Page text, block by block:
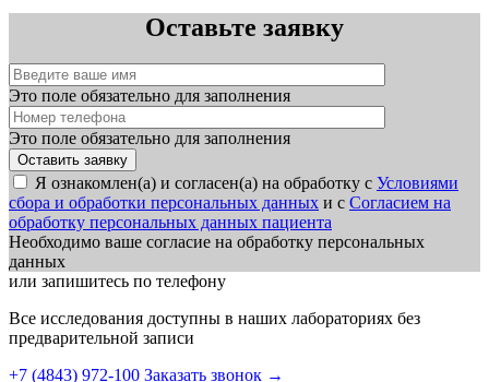
Оставьте заявку
Это поле обязательно для заполнения
Это поле обязательно для заполнения
Я ознакомлен(а) и согласен(а) на обработку с Условиями
сбора и обработки персональных данных и с Согласием на
обработку персональных данных пациента
Необходимо ваше согласие на обработку персональных
данных
или запишитесь по телефону
Все исследования доступны в наших лабораториях без
предварительной записи
+7 (4843) 972-100 Заказать звонок →